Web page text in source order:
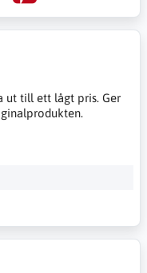
ut till ett lågt pris. Ger